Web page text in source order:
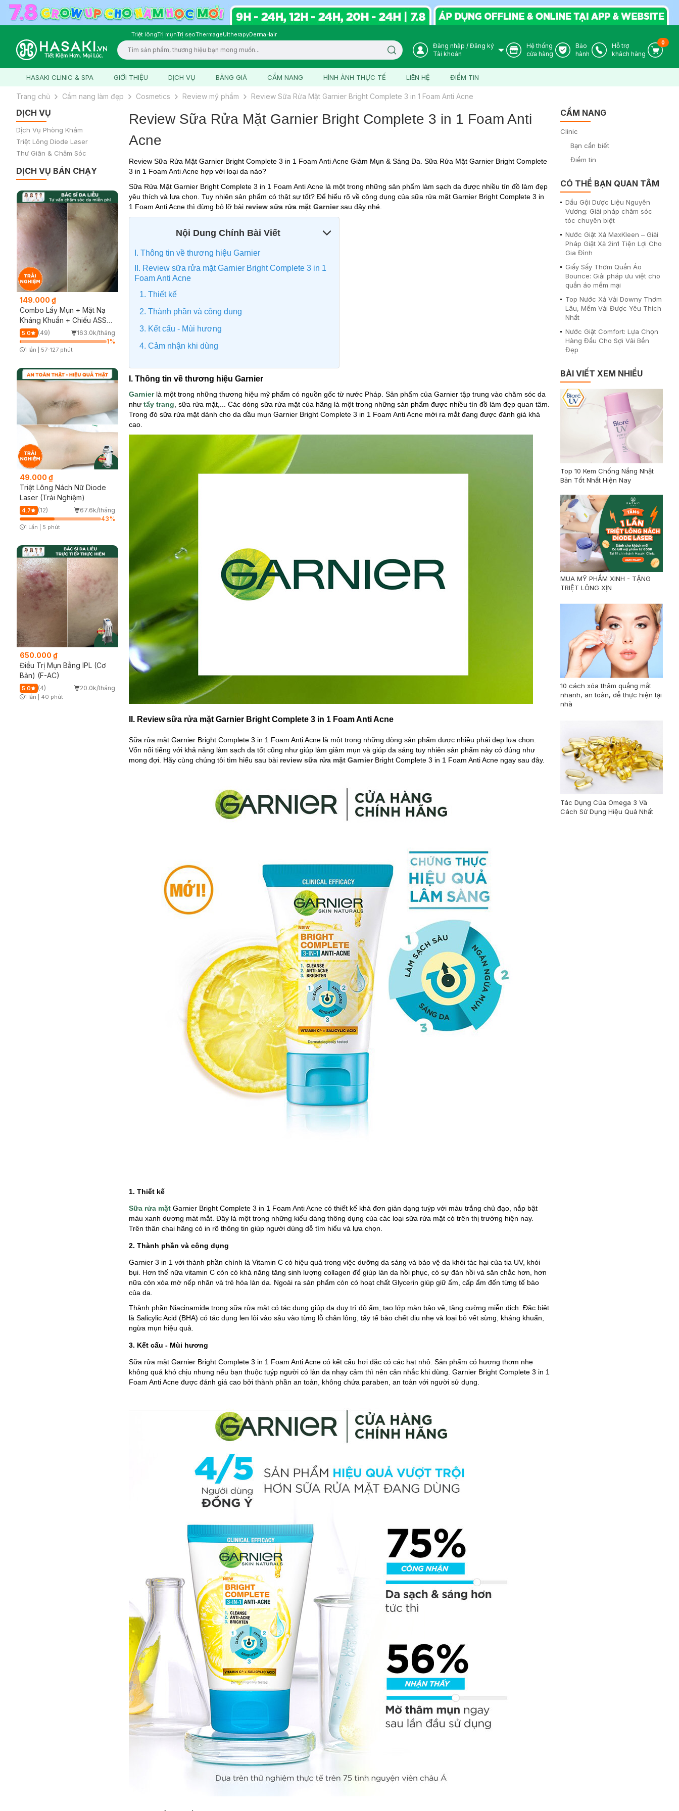
Triệt lôngTrị mụnTrị sẹoThermageUltherapyDermaHair
Logo
Search icon User Icon
Đăng nhập / Đăng ký
Tài khoản
Store Icon
Hệ thống
cửa hàng
Warranty Icon
Bảo
hành
Phone Icon
Hỗ trợ
khách hàng
Cart
0
HASAKI CLINIC & SPA GIỚI THIỆU DỊCH VỤ BẢNG GIÁ CẨM NANG HÌNH ẢNH THỰC TẾ LIÊN HỆ ĐIỂM TIN
Trang chủ Cẩm nang làm đẹp Cosmetics Review mỹ phẩm Review Sữa Rửa Mặt Garnier Bright Complete 3 in 1 Foam Anti Acne
DỊCH VỤ
Dịch Vụ Phòng Khám
Triệt Lông Diode Laser
Thư Giãn & Chăm Sóc
DỊCH VỤ BÁN CHẠY
149.000 ₫
Combo Lấy Mụn + Mặt Nạ
Kháng Khuẩn + Chiếu ASSH
(Trải nghiệm)
5.0 (49)
163.0k/tháng
1%
1 lần 57-127 phút
49.000 ₫
Triệt Lông Nách Nữ Diode
Laser (Trải Nghiệm)
4.7 (12)
67.6k/tháng
43%
1 Lần 5 phút
650.000 ₫
Điều Trị Mụn Bằng IPL (Cơ
Bản) (F-AC)
5.0 (4) 20.0k/tháng
Timer Gray Icon
1 lần 40 phút
Review Sữa Rửa Mặt Garnier Bright Complete 3 in 1 Foam Anti
Acne
Review Sữa Rửa Mặt Garnier Bright Complete 3 in 1 Foam Anti Acne Giảm Mụn & Sáng Da. Sữa Rửa Mặt Garnier Bright Complete
3 in 1 Foam Anti Acne hợp với loại da nào?
Sữa Rửa Mặt Garnier Bright Complete 3 in 1 Foam Anti Acne là một trong những sản phẩm làm sạch da được nhiều tín đồ làm đẹp
yêu thích và lựa chọn. Tuy nhiên sản phẩm có thật sự tốt? Để hiểu rõ về công dụng của sữa rửa mặt Garnier Bright Complete 3 in
1 Foam Anti Acne thì đừng bỏ lỡ bài review sữa rửa mặt Garniersau đây nhé.
Nội Dung Chính Bài Viết
I. Thông tin về thương hiệu Garnier
II. Review sữa rửa mặt Garnier Bright Complete 3 in 1
Foam Anti Acne
1. Thiết kế
2. Thành phần và công dụng
3. Kết cấu - Mùi hương
4. Cảm nhận khi dùng
I. Thông tin về thương hiệu Garnier
Garnierlà một trong những thương hiệu mỹ phẩm có nguồn gốc từ nước Pháp. Sản phẩm của Garnier tập trung vào chăm sóc da
nhưtẩy trang , sữa rửa mặt,... Các dòng sữa rửa mặt của hãng là một trong những sản phẩm được nhiều tín đồ làm đẹp quan tâm.
Trong đó sữa rửa mặt dành cho da dầu mụn Garnier Bright Complete 3 in 1 Foam Anti Acne mới ra mắt đang được đánh giá khá
cao.
II. Review sữa rửa mặt Garnier Bright Complete 3 in 1 Foam Anti Acne
Sữa rửa mặt Garnier Bright Complete 3 in 1 Foam Anti Acne là một trong những dòng sản phẩm được nhiều phái đẹp lựa chọn.
Vốn nổi tiếng với khả năng làm sạch da tốt cũng như giúp làm giảm mụn và giúp da sáng tuy nhiên sản phẩm này có đúng như
mong đợi. Hãy cùng chúng tôi tìm hiểu sau bài review sữa rửa mặt Garnier Bright Complete 3 in 1 Foam Anti Acne ngay sau đây.
1. Thiết kế
Sữa rửa mặt Garnier Bright Complete 3 in 1 Foam Anti Acne có thiết kế khá đơn giản dạng tuýp với màu trắng chủ đạo, nắp bật
màu xanh dương mát mắt. Đây là một trong những kiểu dáng thông dụng của các loại sữa rửa mặt có trên thị trường hiện nay.
Trên thân chai hãng có in rõ thông tin giúp người dùng dễ tìm hiểu và lựa chọn.
2. Thành phần và công dụng
Garnier 3 in 1 với thành phần chính là Vitamin C có hiệu quả trong việc dưỡng da sáng và bảo vệ da khỏi tác hại của tia UV, khói
bụi. Hơn thế nữa vitamin C còn có khả năng tăng sinh lượng collagen để giúp làn da hồi phục, có sự đàn hồi và săn chắc hơn, hơn
nữa còn xóa mờ nếp nhăn và trẻ hóa làn da. Ngoài ra sản phẩm còn có hoạt chất Glycerin giúp giữ ẩm, cấp ẩm đến từng tế bào
của da.
Thành phần Niacinamide trong sữa rửa mặt có tác dụng giúp da duy trì độ ẩm, tạo lớp màn bảo vệ, tăng cường miễn dịch. Đặc biệt
là Salicylic Acid (BHA) có tác dụng len lỏi vào sâu vào từng lỗ chân lông, tẩy tế bào chết dịu nhẹ và loại bỏ vết sừng, kháng khuẩn,
ngừa mụn hiệu quả.
3. Kết cấu - Mùi hương
Sữa rửa mặt Garnier Bright Complete 3 in 1 Foam Anti Acne có kết cấu hơi đặc có các hạt nhỏ. Sản phẩm có hương thơm nhẹ
không quá khó chịu nhưng nếu bạn thuộc tuýp người có làn da nhạy cảm thì nên cân nhắc khi dùng. Garnier Bright Complete 3 in 1
Foam Anti Acne được đánh giá cao bởi thành phần an toàn, không chứa paraben, an toàn với người sử dụng.
CẨM NANG
Clinic
Bạn cần biết
Điểm tin
CÓ THỂ BẠN QUAN TÂM
Dầu Gội Dược Liệu Nguyên
Vương: Giải pháp chăm sóc
tóc chuyên biệt
Nước Giặt Xả MaxKleen – Giải
Pháp Giặt Xả 2in1 Tiện Lợi Cho
Gia Đình
Giấy Sấy Thơm Quần Áo
Bounce: Giải pháp ưu việt cho
quần áo mềm mại
Top Nước Xả Vải Downy Thơm
Lâu, Mềm Vải Được Yêu Thích
Nhất
Nước Giặt Comfort: Lựa Chọn
Hàng Đầu Cho Sợi Vải Bền
Đẹp
BÀI VIẾT XEM NHIỀU
Top 10 Kem Chống Nắng Nhật
Bản Tốt Nhất Hiện Nay
MUA MỸ PHẨM XINH - TẶNG
TRIỆT LÔNG XỊN
10 cách xóa thâm quầng mắt
nhanh, an toàn, dễ thực hiện tại
nhà
Tác Dụng Của Omega 3 Và
Cách Sử Dụng Hiệu Quả Nhất